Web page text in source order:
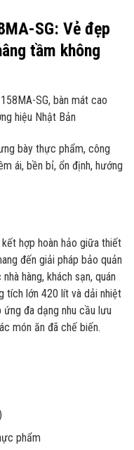
SG: Vẻ đẹp
tầm không
SG, bàn mát cao
hiệu Nhật Bản
bày thực phẩm, công
ái, bền bỉ, ổn định, hướng
kết hợp hoàn hảo giữa thiết
đến giải pháp bảo quản
hàng, khách sạn, quán
tích lớn 420 lít và dải nhiệt
đa dạng nhu cầu lưu
món ăn đã chế biến.
phẩm